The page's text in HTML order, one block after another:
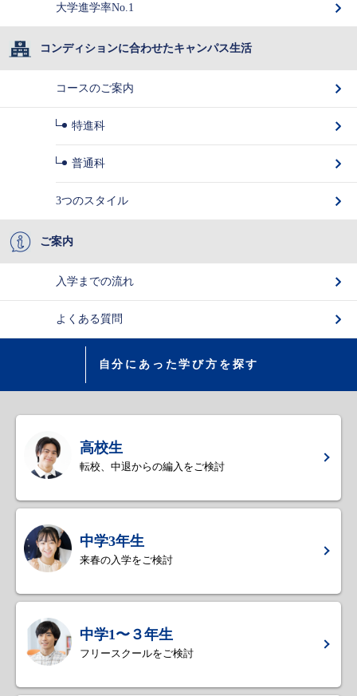
大学進学率No.1
コンディションに合わせたキャンパス生活
コースのご案内
特進科
普通科
3つのスタイル
ご案内
入学までの流れ
よくある質問
自分にあった学び方を探す
高校生
転校、中退からの編入をご検討
中学3年生
来春の入学をご検討
中学1〜３年生
フリースクールをご検討